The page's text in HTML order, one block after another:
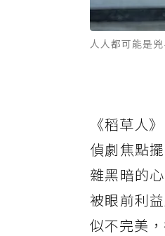
人人都可能是
《稻草人
偵劇焦點
雜黑暗的
被眼前利
似不完美